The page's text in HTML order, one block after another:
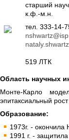
старший
к.ф.-м.н.
тел. 333-14-
519 ЛТК
Область научных
Монте-Карло
эпитаксиальный
Образование:
1973г. -
1991 г. -